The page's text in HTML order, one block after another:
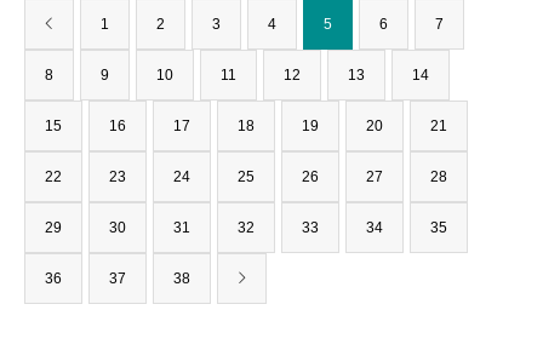
1 2 3 4 5 6 7
8 9 10 11 12 13 14
15 16 17 18 19 20 21
22 23 24 25 26 27 28
29 30 31 32 33 34 35
36 37 38